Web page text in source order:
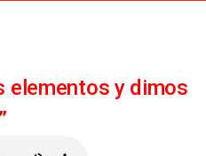
elementos y dimos